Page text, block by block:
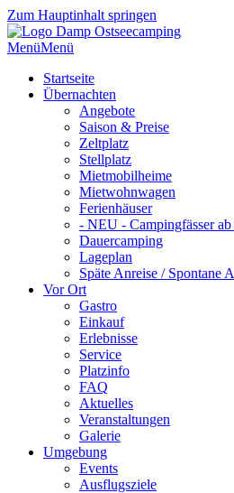
Zum Hauptinhalt springen
MenüMenü
Startseite
Übernachten
Angebote
Saison & Preise
Zeltplatz
Stellplatz
Mietmobilheime
Mietwohnwagen
Ferienhäuser
- NEU - Campingfässer
Dauercamping
Lageplan
Späte Anreise / Spontane
Vor Ort
Gastro
Einkauf
Erlebnisse
Service
Platzinfo
FAQ
Aktuelles
Veranstaltungen
Galerie
Umgebung
Events
Ausflugsziele